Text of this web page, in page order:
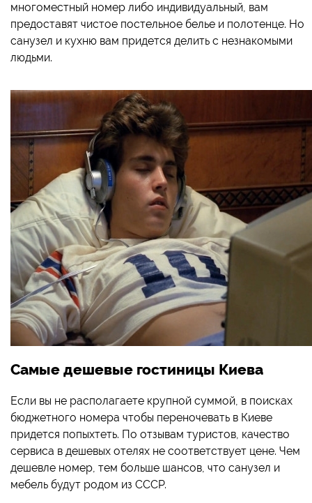
многоместный номер либо индивидуальный, вам
предоставят чистое постельное белье и полотенце. Но
санузел и кухню вам придется делить с незнакомыми
людьми.
Самые дешевые гостиницы Киева
Если вы не располагаете крупной суммой, в поисках
бюджетного номера чтобы переночевать в Киеве
придется попыхтеть. По отзывам туристов, качество
сервиса в дешевых отелях не соответствует цене. Чем
дешевле номер, тем больше шансов, что санузел и
мебель будут родом из СССР.